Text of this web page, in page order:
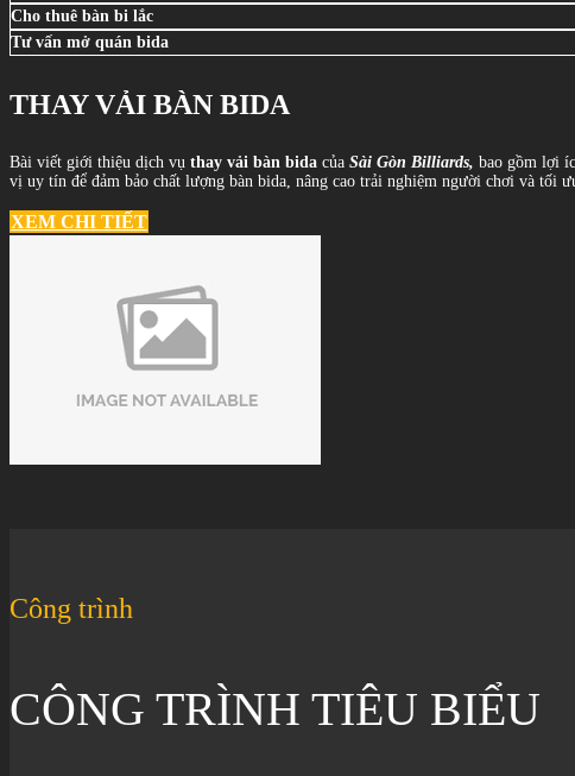
Cho thuê bàn bi lắc
Tư vấn mở quán bida
THAY VẢI BÀN BIDA
Bài viết giới thiệu dịch vụ thay vải bàn bida của Sài Gòn Billiards, bao gồm lợi
vị uy tín để đảm bảo chất lượng bàn bida, nâng cao trải nghiệm người chơi và tối
XEM CHI TIẾT
Công trình
CÔNG TRÌNH TIÊU BIỂU